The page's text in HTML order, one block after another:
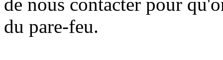
de nous contacter pour
du pare-feu.